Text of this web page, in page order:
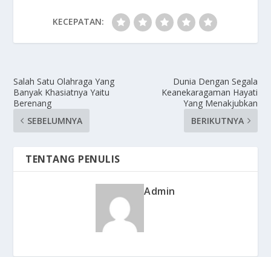
KECEPATAN:
Salah Satu Olahraga Yang
Banyak Khasiatnya Yaitu
Berenang
SEBELUMNYA
Dunia Dengan Segala
Keanekaragaman Hayati
Yang Menakjubkan
BERIKUTNYA
TENTANG PENULIS
Admin